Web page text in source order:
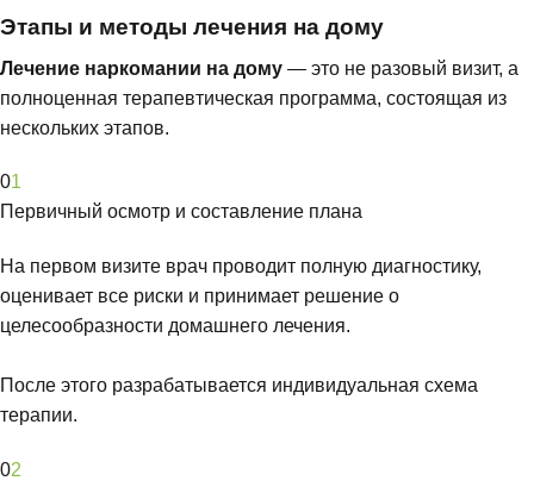
Этапы и методы лечения на дому
Лечение наркомании на дому — это не разовый визит, а
полноценная терапевтическая программа, состоящая из
нескольких этапов.
01
Первичный осмотр и составление плана
На первом визите врач проводит полную диагностику,
оценивает все риски и принимает решение о
целесообразности домашнего лечения.
После этого разрабатывается индивидуальная схема
терапии.
02